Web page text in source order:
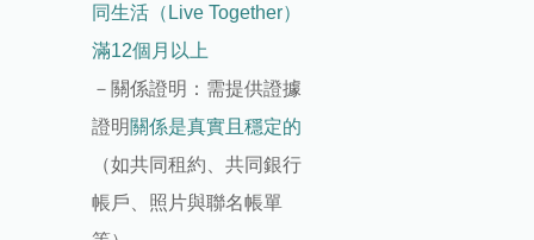
同生活（Live Together）
滿12個月以上
－關係證明：需提供證據
證明關係是真實且穩定的
（如共同租約、共同銀行
帳戶、照片與聯名帳單